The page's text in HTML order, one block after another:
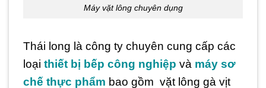
Máy vặt lông chuyên dụng
Thái long là công ty chuyên cung cấp các
loại thiết bị bếp công nghiệp và máy sơ
chế thực phẩm bao gồm vặt lông gà vịt